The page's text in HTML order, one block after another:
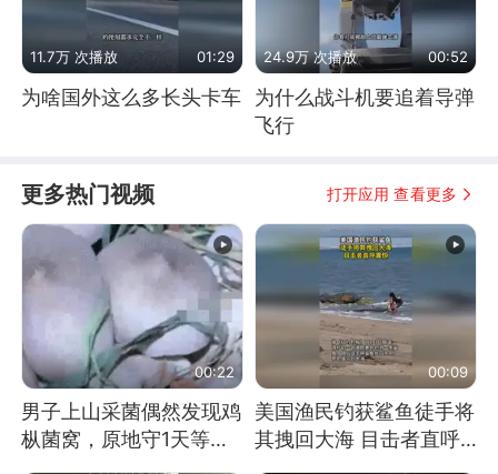
11.7万 次播放 01:29
为啥国外这么多长头卡车
24.9万 次播放 00:52
为什么战斗机要追着导弹
飞行
更多热门视频 打开应用 查看更多
00:22
男子上山采菌偶然发现鸡
枞菌窝，原地守1天等它
00:09
美国渔民钓获鲨鱼徒手将
其拽回大海 目击者直呼